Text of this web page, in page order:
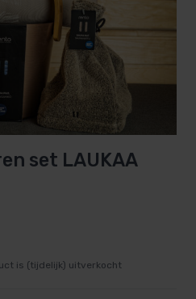
set LAUKAA
is (tijdelijk) uitverkocht